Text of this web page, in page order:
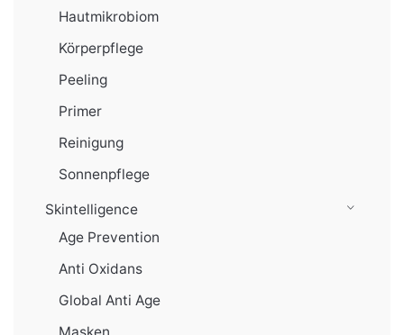
Hautmikrobiom
Körperpflege
Peeling
Primer
Reinigung
Sonnenpflege
Skintelligence
Age Prevention
Anti Oxidans
Global Anti Age